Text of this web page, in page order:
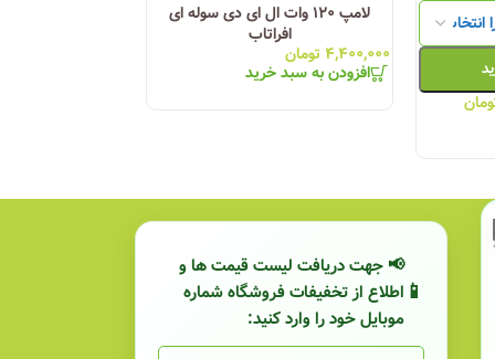
لامپ ۱۲۰ وات ال ای دی سوله ای
افراتاب
۴,۴۰۰,۰۰۰ تومان
افزودن به سبد خرید
📢 جهت دریافت لیست قیمت ها و
اطلاع از تخفیفات فروشگاه شماره
موبایل خود را وارد کنید: